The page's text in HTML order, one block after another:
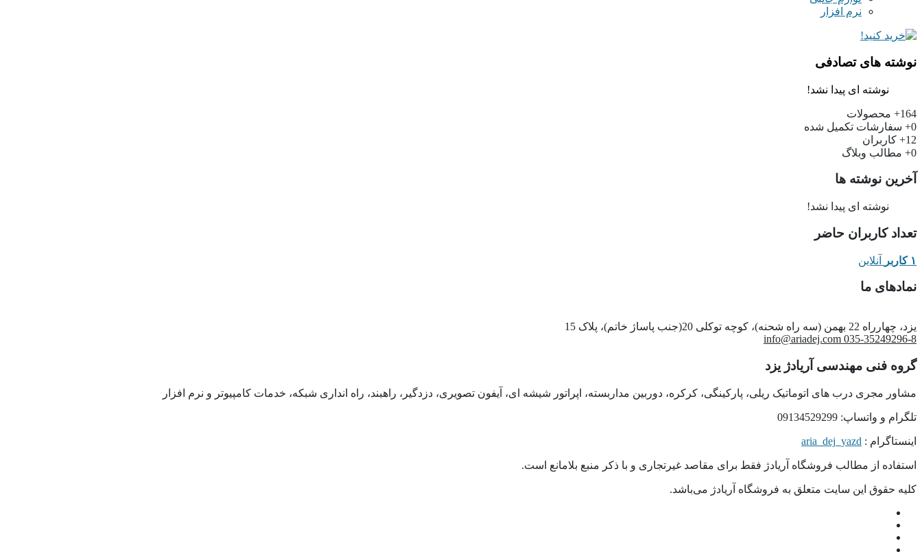
نرم افزار
نوشته های تصادفی
نوشته ای پیدا نشد!
164+
محصولات
0+
سفارشات تکمیل شده
12+
کاربران
0+
مطالب وبلاگ
آخرین نوشته ها
نوشته ای پیدا نشد!
تعداد کاربران حاضر
۱ کاربر آنلاین
نمادهای ما
یزد، چهارراه 22 بهمن (سه راه شحنه)، کوچه توکلی 20(جنب پاساژ خاتم)، پلاک 15
035-35249296-8
info@ariadej.com
گروه فنی مهندسی آریادژ یزد
مشاور مجری درب های اتوماتیک ریلی، پارکینگی، کرکره، دوربین مداربسته، اپراتور شیشه ای، آیفون تصویری، دزدگیر، راهبند، راه انداری شبکه، خدمات کامپیوتر و نرم افزار
تلگرام و واتساپ: 09134529299
اینستاگرام : aria_dej_yazd
استفاده از مطالب فروشگاه آریادژ فقط برای مقاصد غیرتجاری و با ذکر منبع بلامانع است.
کلیه حقوق این سایت متعلق به فروشگاه آریادژ می‌باشد.